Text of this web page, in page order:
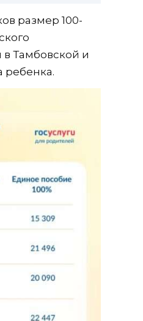
размер 100-
Тамбовской и
ребенка.